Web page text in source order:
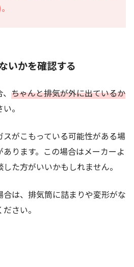
いかを確認する
ちゃんと排気が外に出ているか
。
がこもっている可能性がある場
ります。この場合はメーカーよ
た方がいいかもしれません。
は、排気筒に詰まりや変形がな
さい。